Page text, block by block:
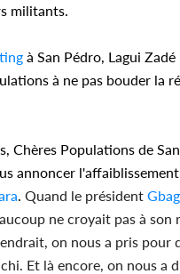
militants.
à San Pédro, Lagui Zadé
à ne pas bouder la
Chères Populations de
annoncer
Quand le président
ne croyait pas à
on nous a pris pour
Et là encore, on nous a